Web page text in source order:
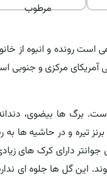
مرطوب
است رونده و
آمریکای مرکزی و جنوبی
برگ ها بیضوی،
تیره و در حاشیه ها
دارای کرک های
این گل ها جلوه ای